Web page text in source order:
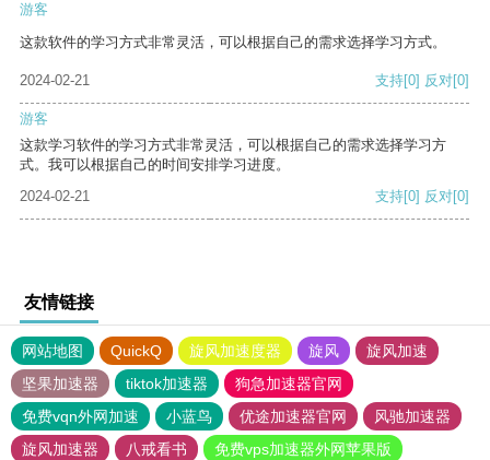
游客
这款软件的学习方式非常灵活，可以根据自己的需求选择学习方式。
2024-02-21 支持[0] 反对[0]
游客
这款学习软件的学习方式非常灵活，可以根据自己的需求选择学习方
式。我可以根据自己的时间安排学习进度。
2024-02-21
支持[0] 反对[0]
友情链接
网站地图 QuickQ 旋风加速度器 旋风
旋风加速
坚果加速器
tiktok加速器
狗急加速器官网
免费vqn外网加速
小蓝鸟 优途加速器官网
风驰加速器
旋风加速器
八戒看书
免费vps加速器外网苹果版